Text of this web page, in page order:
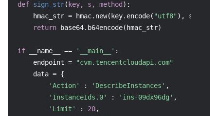
def sign_str( key, s, method ):
    hmac_str = hmac.new(key.encode(
"utf8" ),
return base64.b64encode(hmac_str)
if __name__ == '__main__' :
    endpoint =
"cvm.tencentcloudapi.com"
    data = {
'Action'
: 'DescribeInstances' ,
'InstanceIds.0'
: 'ins-09dx96dg' ,
'Limit'
: 20,